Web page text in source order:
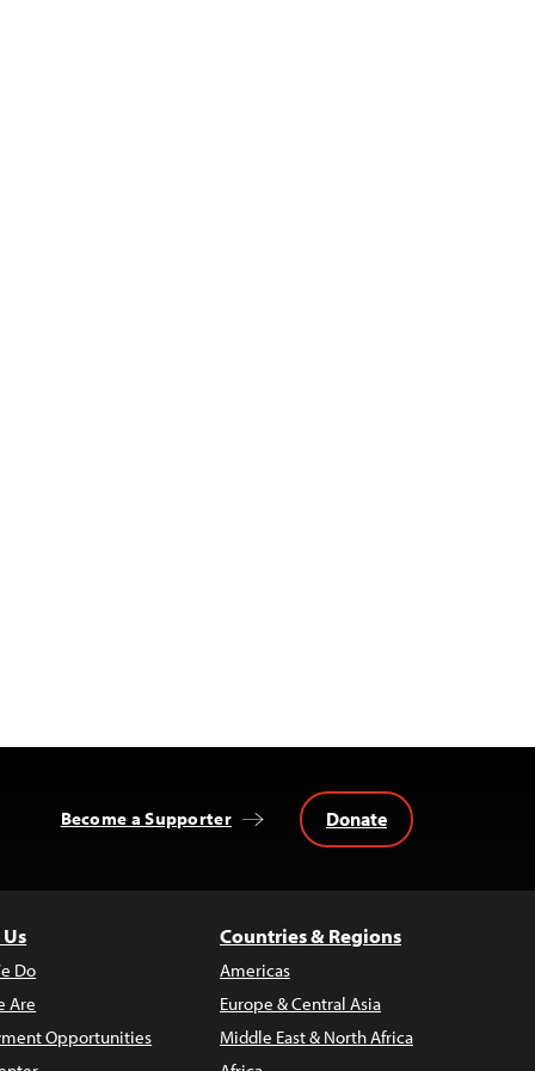
Become a Supporter Donate
Do
Are
Opportunities
Countries & Regions
Americas
Europe & Central Asia
Middle East & North Africa